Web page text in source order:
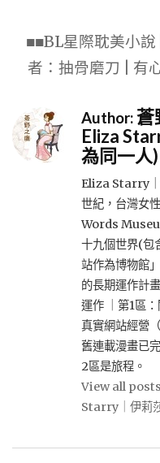
■■BL星際耽美小
者：抽骨磨刀 | 有
Author:蒼
Eliza
為同一人)
Eliza Starry｜
世紀，台灣女
Words
十九個世界(包
站作為博物館
的長期運作計
運作 ｜第1區
真實網站經營
舊連載漫畫已
2區是旅程。
View all
Starry｜伊莉